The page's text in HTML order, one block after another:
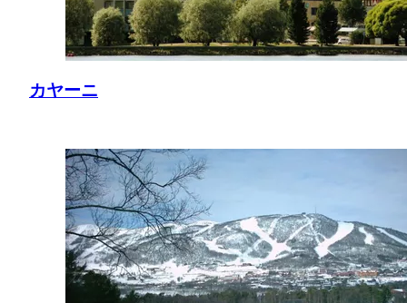
カヤーニ